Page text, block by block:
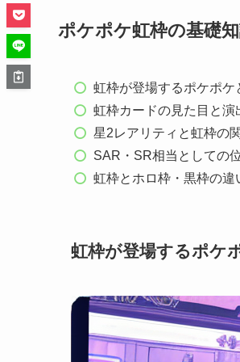
ポケポケ虹枠の基礎
虹枠が登場するポケポケ
虹枠カードの見た目と演
星2レアリティと虹枠の
SAR・SR相当としての
虹枠とホロ枠・黒枠の違
虹枠が登場するポケ